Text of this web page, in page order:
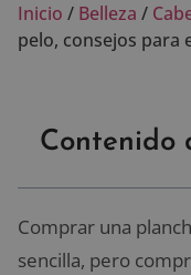
Inicio / Belleza /
pelo, consejos para
Contenido
Comprar una
sencilla, pero